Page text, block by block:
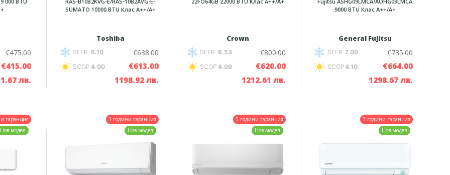
€475.00
€415.00
лв.
SUMATO 10000 BTU Клас A++/A+
Toshiba
SEER 6.10
SCOP 4.00
€638.00
€613.00
1198.92 лв.
Crown
SEER 6.53
SCOP 4.09
€800.00
€620.00
1212.61 лв.
9000 BTU Клас A++/A+
General Fujitsu
SEER 7.00
SCOP4.10
€735.00
€664.00
1298.67 лв.
гаранция
Нов модел
3 години гаранция
Нов модел
5 години гаранция
Нов модел
3 години гаранция
Нов модел